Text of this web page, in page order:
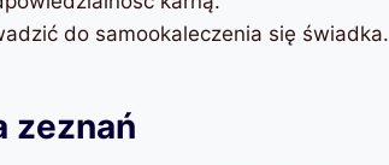
do samookaleczenia się świadka.
zeznań